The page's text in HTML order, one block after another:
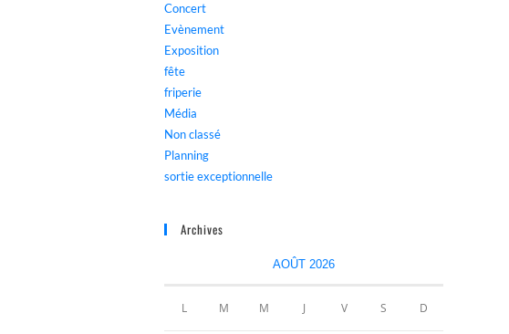
Concert
Evènement
Exposition
fête
friperie
Média
Non classé
Planning
sortie exceptionnelle
Archives
AOÛT 2026
L M M J V S D